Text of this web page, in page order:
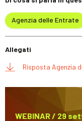
Agenzia delle Entrate
Allegati
Risposta Agenzia
WEBINAR / 29